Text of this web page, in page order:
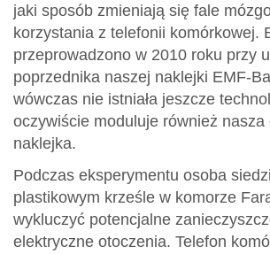
jaki sposób zmieniają się fale
korzystania z telefonii komórkowej.
przeprowadzono w 2010 roku przy
poprzednika naszej naklejki EMF-
wówczas nie istniała jeszcze
oczywiście moduluje również nasza
naklejka.
Podczas eksperymentu osoba
plastikowym krześle w komorze
wykluczyć potencjalne
elektryczne otoczenia. Telefon